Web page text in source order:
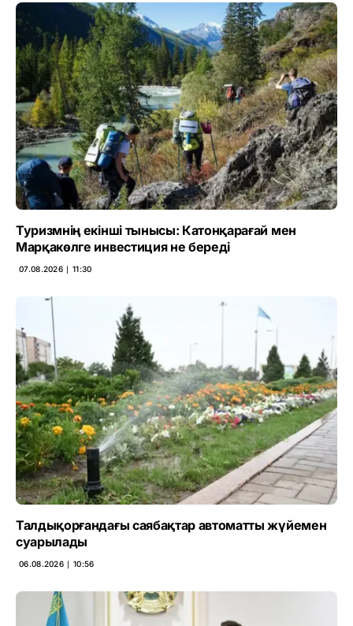
Туризмнің екінші тынысы: Катонқарағай мен
Марқакөлге инвестиция не береді
07.08.2026 ∣ 11:30
Талдықорғандағы саябақтар автоматты жүйемен
суарылады
06.08.2026 ∣ 10:56